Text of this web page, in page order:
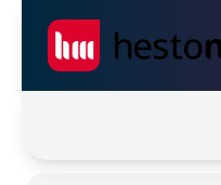
Seiwert GmbH